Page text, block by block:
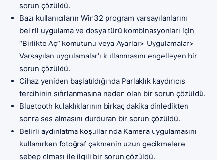
sorun çözüldü.
Bazı kullanıcıların Win32 program varsayılanlarını
belirli uygulama ve dosya türü kombinasyonları için
“Birlikte Aç” komutunu veya Ayarlar> Uygulamalar>
Varsayılan uygulamalar’ı kullanmasını engelleyen bir
sorun çözüldü.
Cihaz yeniden başlatıldığında Parlaklık kaydırıcısı
tercihinin sıfırlanmasına neden olan bir sorun çözüldü.
Bluetooth kulaklıklarının birkaç dakika dinledikten
sonra ses almasını durduran bir sorun çözüldü.
Belirli aydınlatma koşullarında Kamera uygulamasını
kullanırken fotoğraf çekmenin uzun gecikmelere
sebep olması ile ilgili bir sorun çözüldü.